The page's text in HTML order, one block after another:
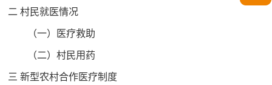
二 村民就医情况
（一）医疗救助
（二）村民用药
三 新型农村合作医疗制度